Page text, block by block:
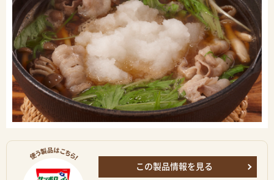
この製品情報を見る